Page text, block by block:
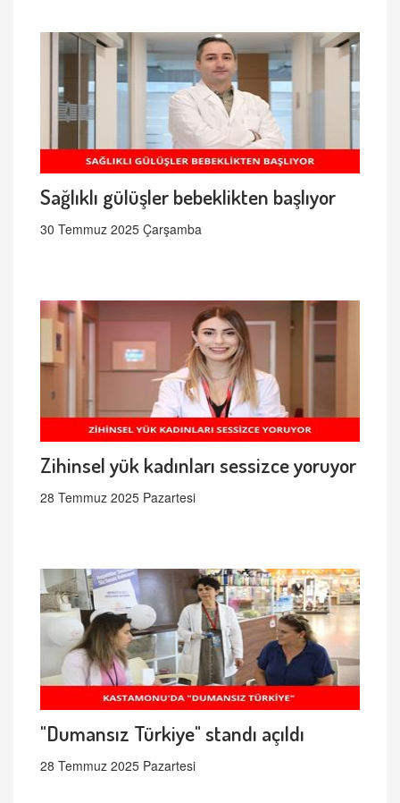
Sağlıklı gülüşler bebeklikten başlıyor
30 Temmuz 2025 Çarşamba
Zihinsel yük kadınları sessizce yoruyor
28 Temmuz 2025 Pazartesi
"Dumansız Türkiye" standı açıldı
28 Temmuz 2025 Pazartesi